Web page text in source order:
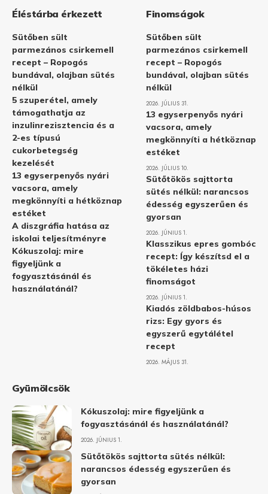
Éléstárba érkezett
Sütőben sült
parmezános csirkemell
recept – Ropogós
bundával, olajban sütés
nélkül
5 szuperétel, amely
támogathatja az
inzulinrezisztencia és a
2-es típusú
cukorbetegség
kezelését
13 egyserpenyős nyári
vacsora, amely
megkönnyíti a hétköznap
estéket
A diszgráfia hatása az
iskolai teljesítményre
Kókuszolaj: mire
figyeljünk a
fogyasztásánál és
használatánál?
Finomságok
Sütőben sült
parmezános csirkemell
recept – Ropogós
bundával, olajban sütés
nélkül
2026. JÚLIUS 31.
13 egyserpenyős nyári
vacsora, amely
megkönnyíti a hétköznap
estéket
2026. JÚLIUS 10.
Sütőtökös sajttorta
sütés nélkül: narancsos
édesség egyszerűen és
gyorsan
2026. JÚNIUS 1.
Klasszikus epres gombóc
recept: Így készítsd el a
tökéletes házi
finomságot
2026. JÚNIUS 1.
Kiadós zöldbabos-húsos
rizs: Egy gyors és
egyszerű egytálétel
recept
2026. MÁJUS 31.
Gyümölcsök
Kókuszolaj: mire figyeljünk a
fogyasztásánál és használatánál?
2026. JÚNIUS 1.
Sütőtökös sajttorta sütés nélkül:
narancsos édesség egyszerűen és
gyorsan